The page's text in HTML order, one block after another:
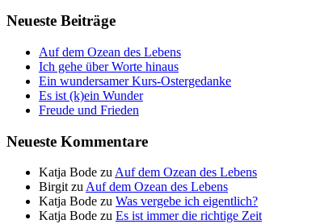
Neueste Beiträge
Auf dem Ozean des Lebens
Ich gehe über Worte hinaus
Ein wundersamer Kurs-Ostergedanke
Es ist (k)ein Wunder
Freude und Frieden
Neueste Kommentare
Katja Bode zu Auf dem Ozean des Lebens
Birgit zu Auf dem Ozean des Lebens
Katja Bode zu Was vergebe ich eigentlich?
Katja Bode zu Es ist immer die richtige Zeit